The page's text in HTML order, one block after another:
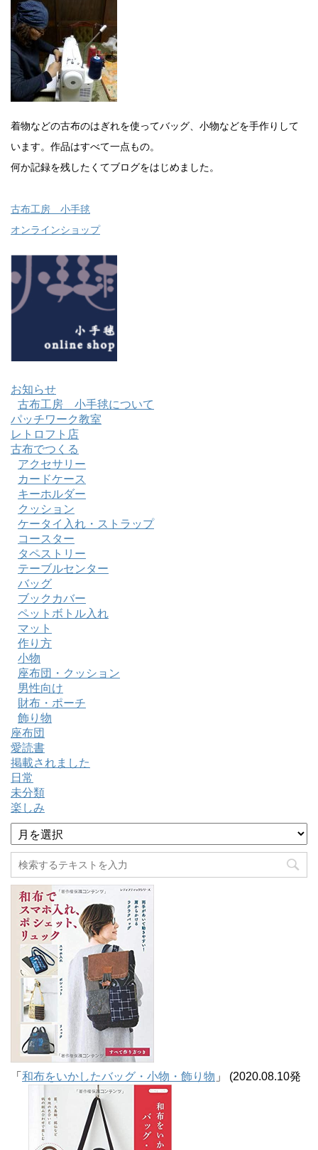
着物などの古布のはぎれを使ってバッグ、小物などを手作りして
います。作品はすべて一点もの。
何か記録を残したくてブログをはじめました。
古布工房 小手毬
オンラインショップ
お知らせ
古布工房 小手毬について
パッチワーク教室
レトロフト店
古布でつくる
アクセサリー
カードケース
キーホルダー
クッション
ケータイ入れ・ストラップ
コースター
タペストリー
テーブルセンター
バッグ
ブックカバー
ペットボトル入れ
マット
作り方
小物
座布団・クッション
男性向け
財布・ポーチ
飾り物
座布団
愛読書
掲載されました
日常
未分類
楽しみ
ア
ー
カ
イ
ブ
「 和布をいかしたバッグ・小物・飾り物 」 (2020.08.10発